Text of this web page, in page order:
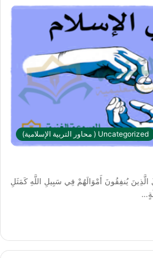
Uncategorized ( محاور التربية الإسلامية)
الَّذِينَ يُنفِقُونَ أَمْوَالَهُمْ فِي سَبِيلِ اللَّهِ كَمَثَلِ